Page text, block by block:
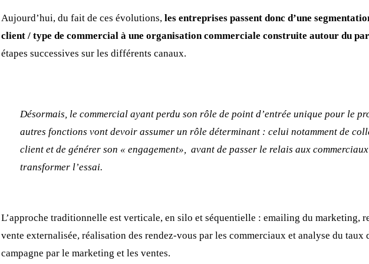
Aujourd’hui, du fait de ces évolutions, les entreprises passent donc d’une
client / type de commercial à une organisation commerciale construite autour du
étapes successives sur les différents canaux.
Désormais, le commercial ayant perdu son rôle de point d’entrée unique pour le
autres fonctions vont devoir assumer un rôle déterminant : celui notamment de
client et de générer son « engagement», avant de passer le relais aux
transformer l’essai.
L’approche traditionnelle est verticale, en silo et séquentielle : emailing du marketing,
vente externalisée, réalisation des rendez-vous par les commerciaux et analyse du taux
campagne par le marketing et les ventes.